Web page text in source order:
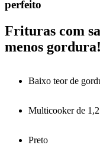
perfeito
Frituras com
menos
Baixo teor de
Multicooker de
Preto